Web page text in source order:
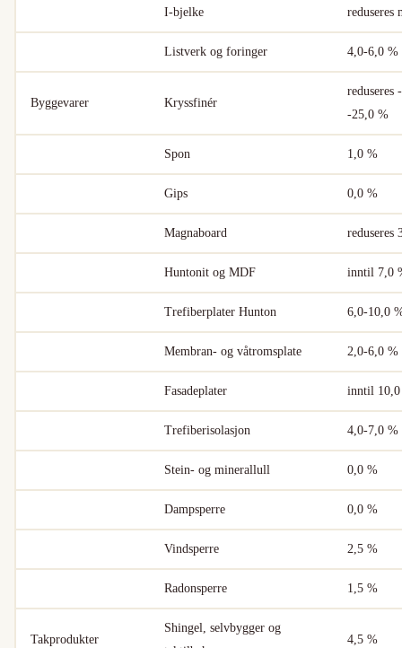
I-bjelke reduseres
Listverk og foringer 4,0-6,0 %
Byggevarer Kryssfinér
reduseres
-25,0 %
Spon 1,0 %
Gips 0,0 %
Magnaboard reduseres
Huntonit og MDF inntil 7,0
Trefiberplater Hunton 6,0-10,0
Membran- og våtromsplate 2,0-6,0 %
Fasadeplater inntil
Trefiberisolasjon 4,0-7,0 %
Stein- og minerallull 0,0 %
Dampsperre 0,0 %
Vindsperre 2,5 %
Radonsperre 1,5 %
Takprodukter
Shingel, selvbygger og
4,5 %